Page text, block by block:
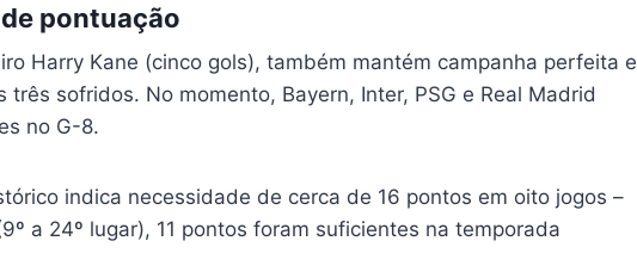
pontuação
Harry Kane (cinco gols), também mantém campanha perfeita e
três sofridos. No momento, Bayern, Inter, PSG e Real Madrid
no G-8.
indica necessidade de cerca de 16 pontos em oito jogos –
a 24º lugar), 11 pontos foram suficientes na temporada